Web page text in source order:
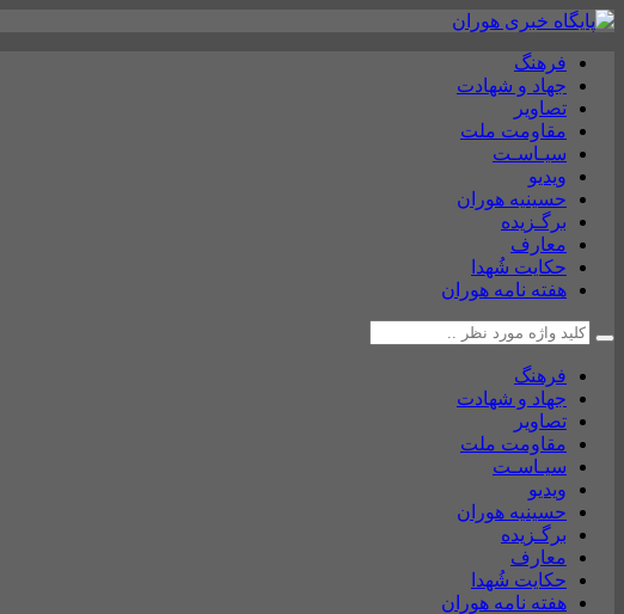
فرهنگ
جهاد و شهادت
تصاویر
مقاومت ملت
سیـاسـت
ویدیو
حسینیه هوران
برگـزیده
معارف
حکایت شُهدا
هفته نامه هوران
فرهنگ
جهاد و شهادت
تصاویر
مقاومت ملت
سیـاسـت
ویدیو
حسینیه هوران
برگـزیده
معارف
حکایت شُهدا
هفته نامه هوران